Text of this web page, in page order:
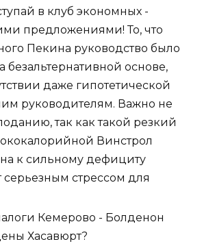
в клуб экономных -
предложениями! То, что
Пекина руководство было
безальтернативной основе,
даже гипотетической
руководителям. Важно не
так как такой резкий
Винстрол
к сильному дефициту
серьезным стрессом для
Кемерово - Болденон
Хасавюрт?